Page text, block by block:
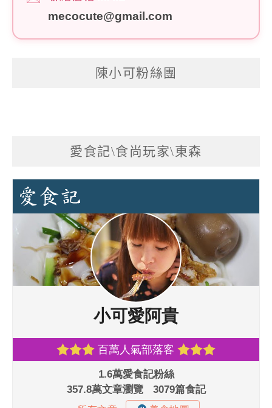
mecocute@gmail.com
陳小可粉絲團
愛食記\食尚玩家\東森